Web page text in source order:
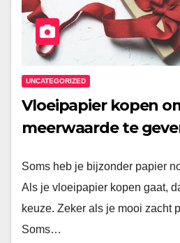
UNCATEGORIZED
Vloeipapier kopen
meerwaarde te
Soms heb je bijzonder papier
Als je vloeipapier kopen gaat,
keuze. Zeker als je mooi zacht
Soms…